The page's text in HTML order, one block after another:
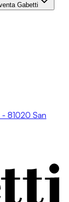
Gabetti
- 81020 San